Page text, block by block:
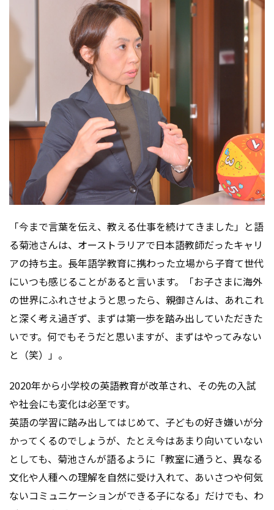
「今まで言葉を伝え、教える仕事を続けてきました」と語
る菊池さんは、オーストラリアで日本語教師だったキャリ
アの持ち主。長年語学教育に携わった立場から子育て世代
にいつも感じることがあると言います。「お子さまに海外
の世界にふれさせようと思ったら、親御さんは、あれこれ
と深く考え過ぎず、まずは第一歩を踏み出していただきた
いです。何でもそうだと思いますが、まずはやってみない
と（笑）」。
2020年から小学校の英語教育が改革され、その先の入試
や社会にも変化は必至です。
英語の学習に踏み出してはじめて、子どもの好き嫌いが分
かってくるのでしょうが、たとえ今はあまり向いていない
としても、菊池さんが語るように「教室に通うと、異なる
文化や人種への理解を自然に受け入れて、あいさつや何気
ないコミュニケーションができる子になる」だけでも、わ